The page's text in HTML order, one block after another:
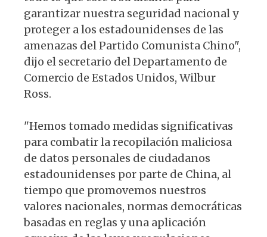
garantizar nuestra seguridad nacional y
proteger a los estadounidenses de las
amenazas del Partido Comunista Chino",
dijo el secretario del Departamento de
Comercio de Estados Unidos, Wilbur
Ross.
"Hemos tomado medidas significativas
para combatir la recopilación maliciosa
de datos personales de ciudadanos
estadounidenses por parte de China, al
tiempo que promovemos nuestros
valores nacionales, normas democráticas
basadas en reglas y una aplicación